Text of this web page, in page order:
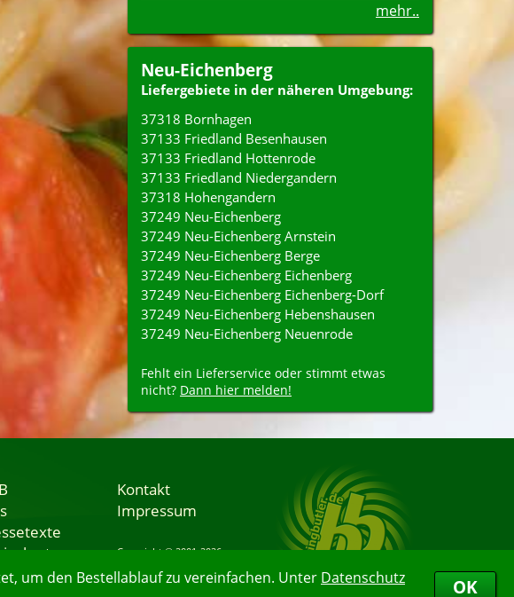
um den Bestellablauf zu vereinfachen. Unter Datenschutz
OK
mehr..
Neu-Eichenberg
Liefergebiete in der näheren Umgebung:
37318 Bornhagen
37133 Friedland Besenhausen
37133 Friedland Hottenrode
37133 Friedland Niedergandern
37318 Hohengandern
37249 Neu-Eichenberg
37249 Neu-Eichenberg Arnstein
37249 Neu-Eichenberg Berge
37249 Neu-Eichenberg Eichenberg
37249 Neu-Eichenberg Eichenberg-Dorf
37249 Neu-Eichenberg Hebenshausen
37249 Neu-Eichenberg Neuenrode
Fehlt ein Lieferservice oder stimmt etwas
nicht? Dann hier melden!
Kontakt
Impressum
Copyright © 2001-2026
06.08.2026 21:37:53